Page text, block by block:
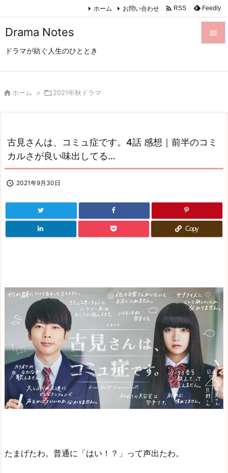
Drama Notes
ドラマが紡ぐ人生のひととき

次へ
検索
ホーム お問い合わせ  RSS Feedly
 ホーム > 2021年秋ドラマ
古見さんは、コミュ症です。4話 感想｜前半のコミ
カルさが良い味出してる…
 2021年9月30日
Copy
たまげたわ。普通に「はい！？」って声出たわ。